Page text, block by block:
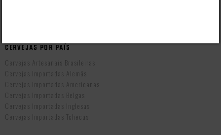
CERVEJAS POR PAÍS
Cervejas Artesanais Brasileiras
Cervejas Importadas Alemãs
Cervejas Importadas Americanas
Cervejas Importadas Belgas
Cervejas Importadas Inglesas
Cervejas Importadas Tchecas